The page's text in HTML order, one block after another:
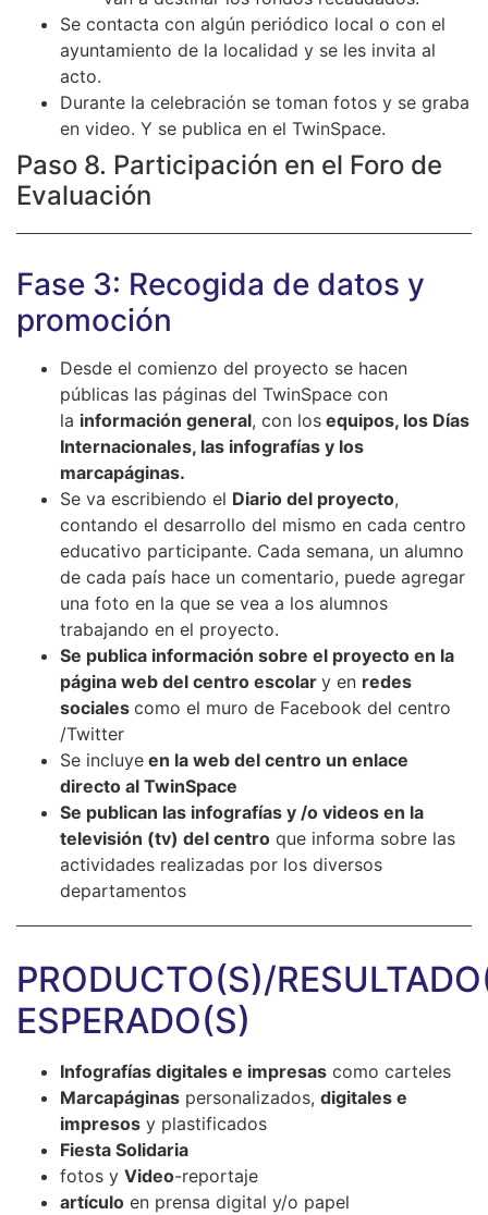
Se contacta con algún periódico local o con el
ayuntamiento de la localidad y se les invita al
acto.
Durante la celebración se toman fotos y se graba
en video. Y se publica en el TwinSpace.
Paso 8. Participación en el Foro de
Evaluación
Fase 3: Recogida de datos y
promoción
Desde el comienzo del proyecto se hacen
públicas las páginas del TwinSpace con
la información general, con los equipos, los Días
Internacionales, las infografías y los
marcapáginas.
Se va escribiendo el Diario del proyecto,
contando el desarrollo del mismo en cada centro
educativo participante. Cada semana, un alumno
de cada país hace un comentario, puede agregar
una foto en la que se vea a los alumnos
trabajando en el proyecto.
Se publica información sobre el proyecto en la
página web del centro escolar y en redes
sociales como el muro de Facebook del centro
/Twitter
Se incluye en la web del centro un enlace
directo al TwinSpace
Se publican las infografías y /o videos en la
televisión (tv) del centro que informa sobre las
actividades realizadas por los diversos
departamentos
PRODUCTO(S)/
ESPERADO(S)
Infografías digitales e impresas como carteles
Marcapáginas personalizados, digitales e
impresos y plastificados
Fiesta Solidaria
fotos y Video-reportaje
artículo en prensa digital y/o papel